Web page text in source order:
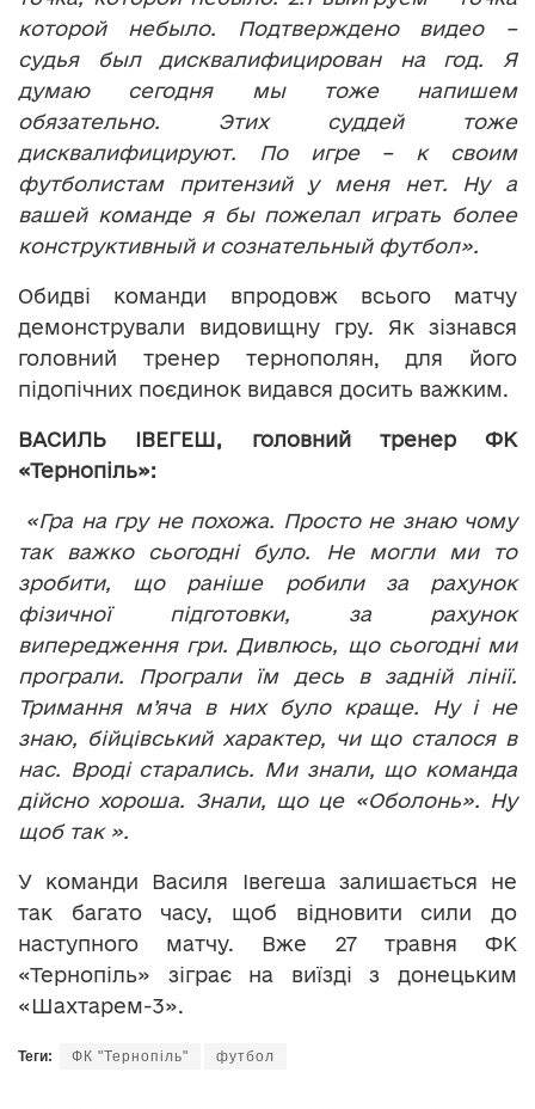
которой небыло. Подтверждено видео –
судья был дисквалифицирован на год. Я
думаю сегодня мы тоже напишем
обязательно. Этих суддей тоже
дисквалифицируют. По игре – к своим
футболистам притензий у меня нет. Ну а
вашей команде я бы пожелал играть более
конструктивный и сознательный футбол».
Обидві команди впродовж всього матчу
демонстрували видовищну гру. Як зізнався
головний тренер тернополян, для його
підопічних поєдинок видався досить важким.
ВАСИЛЬ ІВЕГЕШ, головний тренер ФК
«Тернопіль»:
«Гра на гру не похожа. Просто не знаю чому
так важко сьогодні було. Не могли ми то
зробити, що раніше робили за рахунок
фізичної підготовки, за рахунок
випередження гри. Дивлюсь, що сьогодні ми
програли. Програли їм десь в задній лінії.
Тримання м’яча в них було краще. Ну і не
знаю, бійцівський характер, чи що сталося в
нас. Вроді старались. Ми знали, що команда
дійсно хороша. Знали, що це «Оболонь». Ну
щоб так ».
У команди Василя Івегеша залишається не
так багато часу, щоб відновити сили до
наступного матчу. Вже 27 травня ФК
«Тернопіль» зіграє на виїзді з донецьким
«Шахтарем-3».
Теги: ФК "Тернопіль" футбол